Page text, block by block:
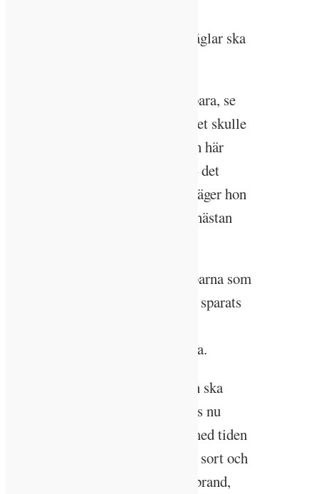
”evighetsträd” där insekter och fåglar ska
– Det här är ett perfekt träd att spara, se
hur det delar sig i två däruppe! Det skulle
aldrig gå in i ett sågverk. Och den här
stammen är större än min famn – det
trädet är för stort för sågverket, säger hon
och visar upp mot stammar som nästan
Ida-Sara pekar också ut högstubbarna som
är hem för insekter och riset som sparats
skogsmaskinerna kommer tillbaka.
– I framtiden är tanken att skogen ska
självså sig i de öppna ytor där ljus nu
kommer in. Målet är att skogen med tiden
ska bli skiktad, med träd av olika sort och
ålder, som står bättre emot både brand,